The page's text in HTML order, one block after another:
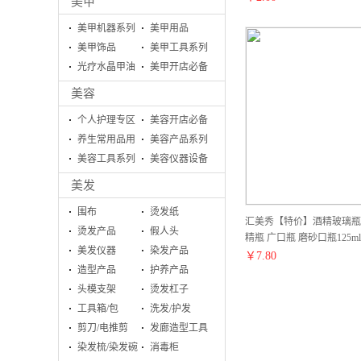
美甲机器系列
美甲用品
美甲饰品
美甲工具系列
光疗水晶甲油
胶系列
美甲开店必备
美容
个人护理专区
美容开店必备
养生常用品用
具
美容产品系列
美容工具系列
美容仪器设备
美发
围布
烫发纸
烫发产品
假人头
美发仪器
染发产品
造型产品
护养产品
头模支架
烫发杠子
工具箱/包
洗发/护发
剪刀/电推剪
发廊造型工具
染发梳/染发碗
消毒柜
汇美秀【特价】酒精玻璃
精瓶 广口瓶 磨砂口瓶
￥ 7.80